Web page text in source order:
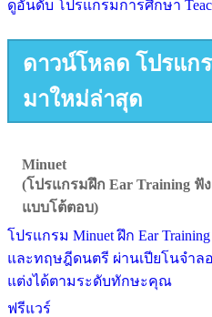
ดูอันดับ โปรแกรมการศึกษา
ดาวน์โหลด โปรแกร
มาใหม่ล่าสุด
Minuet
(โปรแกรมฝึก Ear Training
แบบโต้ตอบ)
โปรแกรม Minuet ฝึก Ear
และทฤษฎีดนตรี ผ่านเปียโนจำ
แต่งได้ตามระดับทักษะคุณ
ฟรีแวร์